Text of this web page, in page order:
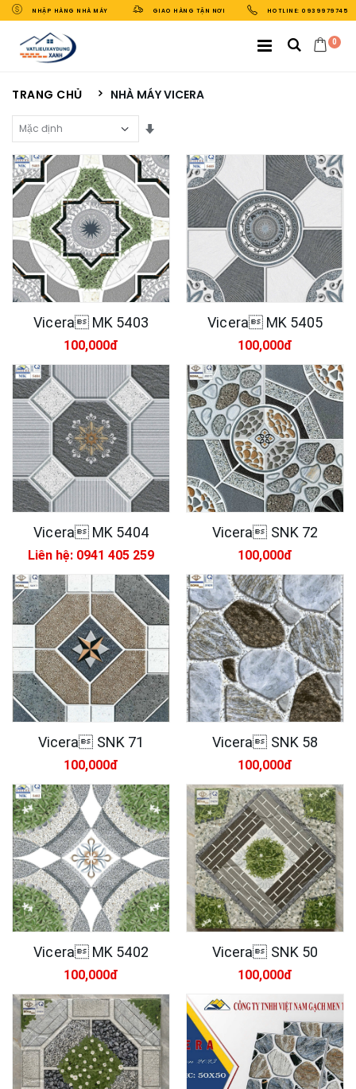
NHẬP HÀNG NHÀ MÁY GIAO HÀNG TẬN NƠI HOTLINE: 0939979745
0
TRANG CHỦ NHÀ MÁY VICERA
Sắp Xếp Theo
Vicera MK 5403
100,000đ
Vicera MK 5405
100,000đ
Vicera MK 5404
Liên hệ: 0941 405 259
Vicera SNK 72
100,000đ
Vicera SNK 71
100,000đ
Vicera SNK 58
100,000đ
Vicera MK 5402
100,000đ
Vicera SNK 50
100,000đ